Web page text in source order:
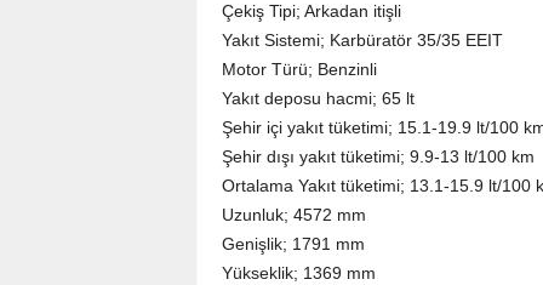
Çekiş Tipi; Arkadan itişli
Yakıt Sistemi; Karbüratör 35/35 EEIT
Motor Türü; Benzinli
Yakıt deposu hacmi; 65 lt
Şehir içi yakıt tüketimi; 15.1-19.9 lt/100
Şehir dışı yakıt tüketimi; 9.9-13 lt/100 km
Ortalama Yakıt tüketimi; 13.1-15.9 lt/100
Uzunluk; 4572 mm
Genişlik; 1791 mm
Yükseklik; 1369 mm